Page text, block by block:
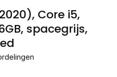
Core i5,
spacegrijs,